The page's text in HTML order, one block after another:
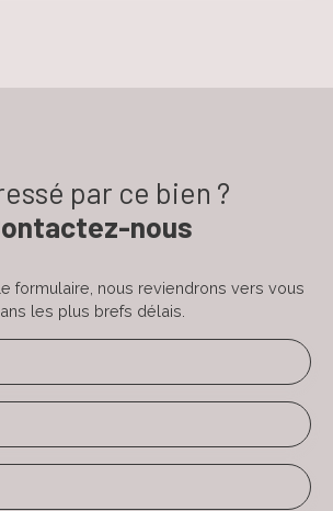
par ce bien ?
nous
formulaire, nous reviendrons vers vous
les plus brefs délais.